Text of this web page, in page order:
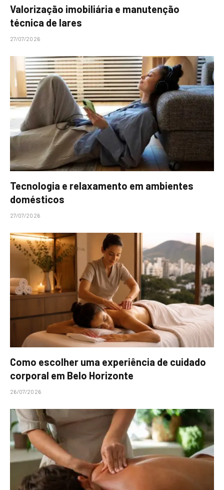
Valorização imobiliária e manutenção
técnica de lares
27/07/2026
Tecnologia e relaxamento em ambientes
domésticos
27/07/2026
Como escolher uma experiência de cuidado
corporal em Belo Horizonte
26/07/2026